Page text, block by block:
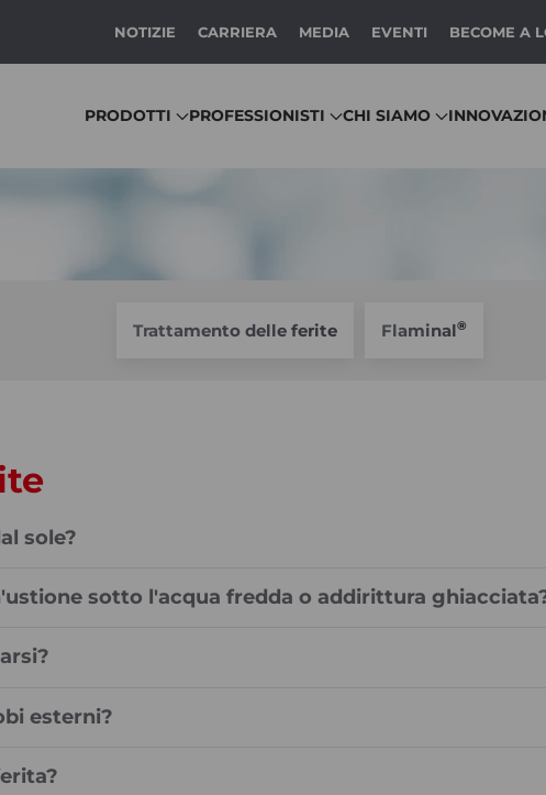
NOTIZIE CARRIERA MEDIA EVENTI BECOME A
PRODOTTI PROFESSIONISTI CHI SIAMO
Trattamento delle ferite Flaminal®
sole?
sotto l'acqua fredda o addirittura
esterni?